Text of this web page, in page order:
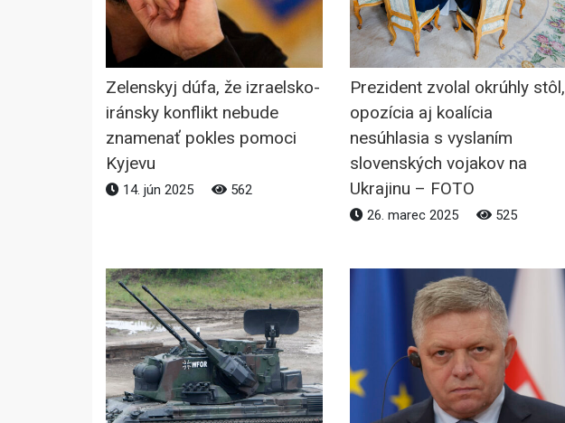
Zelenskyj dúfa, že izraelsko-
iránsky konflikt nebude
znamenať pokles pomoci
Kyjevu
14. jún 2025 562
Prezident zvolal okrúhly stôl,
opozícia aj koalícia
nesúhlasia s vyslaním
slovenských vojakov na
Ukrajinu – FOTO
26. marec 2025 525